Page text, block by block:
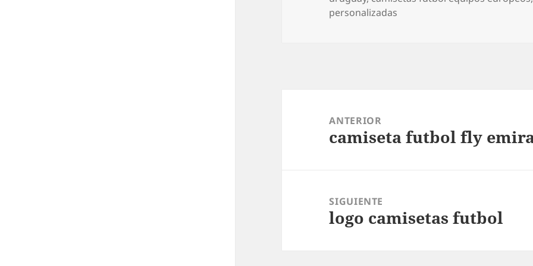
personalizadas
entradas
ANTERIOR
Entrada
camiseta futbol fly
SIGUIENTE
Entrada
logo camisetas futbol